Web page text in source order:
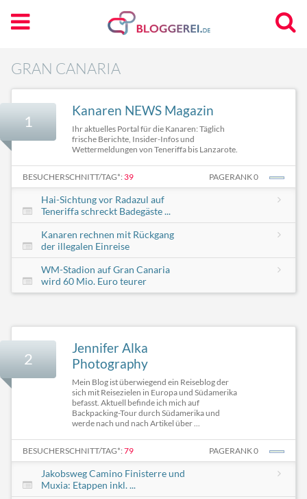
GRAN CANARIA
1
Kanaren NEWS Magazin
Ihr aktuelles Portal für die Kanaren: Täglich
frische Berichte, Insider-Infos und
Wettermeldungen von Teneriffa bis Lanzarote.
BESUCHERSCHNITT/TAG*: 39 PAGERANK 0
Hai-Sichtung vor Radazul auf
Teneriffa schreckt Badegäste ...
Kanaren rechnen mit Rückgang
der illegalen Einreise
WM-Stadion auf Gran Canaria
wird 60 Mio. Euro teurer
2
Jennifer Alka
Photography
Mein Blog ist überwiegend ein Reiseblog der
sich mit Reisezielen in Europa und Südamerika
befasst. Aktuell befinde ich mich auf
Backpacking-Tour durch Südamerika und
werde nach und nach Artikel über ...
BESUCHERSCHNITT/TAG*: 79 PAGERANK 0
Jakobsweg Camino Finisterre und
Muxia: Etappen inkl. ...